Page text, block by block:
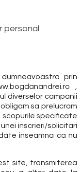
personal
prin
,
diverselor campanii
sa prelucram
scopurile specificate
inscrieri/solicitari
inseamna ca nu
site, transmiterea